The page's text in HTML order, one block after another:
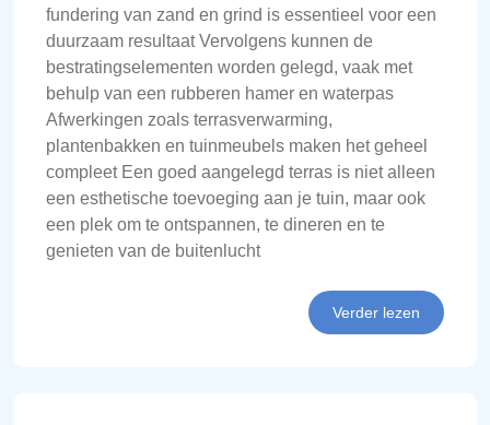
fundering van zand en grind is essentieel voor een
duurzaam resultaat Vervolgens kunnen de
bestratingselementen worden gelegd, vaak met
behulp van een rubberen hamer en waterpas
Afwerkingen zoals terrasverwarming,
plantenbakken en tuinmeubels maken het geheel
compleet Een goed aangelegd terras is niet alleen
een esthetische toevoeging aan je tuin, maar ook
een plek om te ontspannen, te dineren en te
genieten van de buitenlucht
Verder lezen